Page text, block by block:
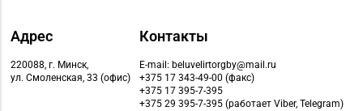
Адрес
220088, г. Минск,
ул. Смоленская, 33 (офис)
Контакты
E-mail: beluvelirtorgby@mail.ru
+375 17 343-49-00 (факс)
+375 17 395-7-395
+375 29 395-7-395 (работает Viber, Telegram)